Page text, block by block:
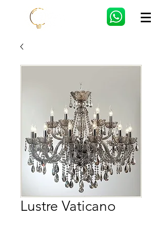
Lustre Vaticano